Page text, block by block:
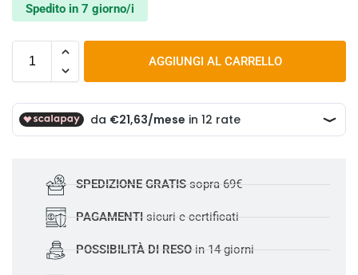
Spedito in 7 giorno/i
AGGIUNGI AL CARRELLO
SPEDIZIONE GRATISsopra 69€
PAGAMENTI sicuri e certificati
POSSIBILITÀ DI RESO in 14 giorni